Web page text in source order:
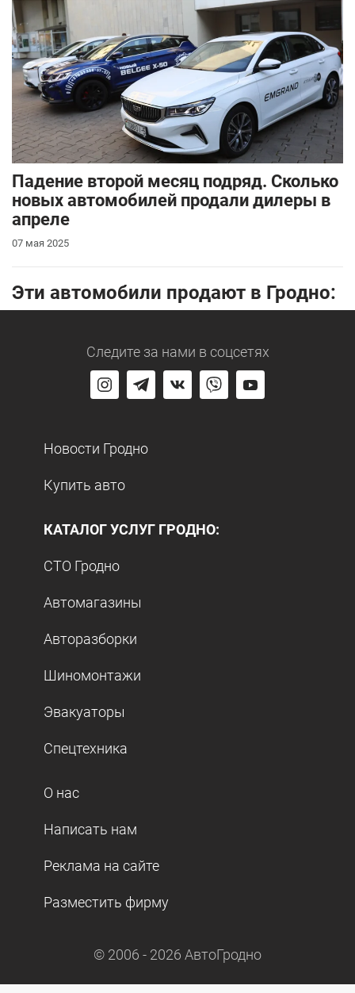
Падение второй месяц подряд. Сколько
новых автомобилей продали дилеры в
апреле
07 мая 2025
Эти автомобили продают в Гродно:
Следите за нами в соцсетях
Новости Гродно
Купить авто
КАТАЛОГ УСЛУГ ГРОДНО:
СТО Гродно
Автомагазины
Авторазборки
Шиномонтажи
Эвакуаторы
Спецтехника
О нас
Написать нам
Реклама на сайте
Разместить фирму
© 2006 - 2026 АвтоГродно